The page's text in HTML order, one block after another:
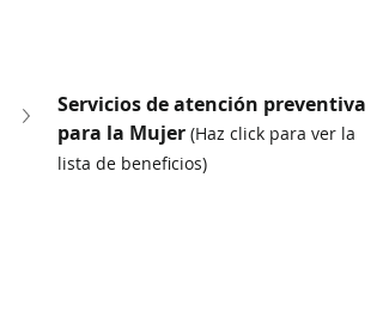
Servicios de atención preventiva
para la Mujer (Haz click para ver la
lista de beneficios)